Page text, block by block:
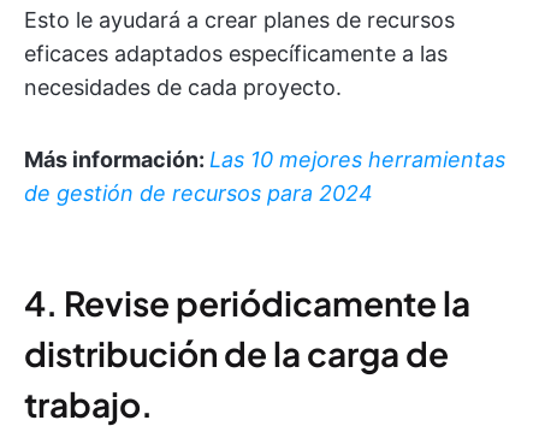
Esto le ayudará a crear planes de recursos
eficaces adaptados específicamente a las
necesidades de cada proyecto.
Más información: Las 10 mejores herramientas
de gestión de recursos para 2024
4. Revise periódicamente la
distribución de la carga de
trabajo.